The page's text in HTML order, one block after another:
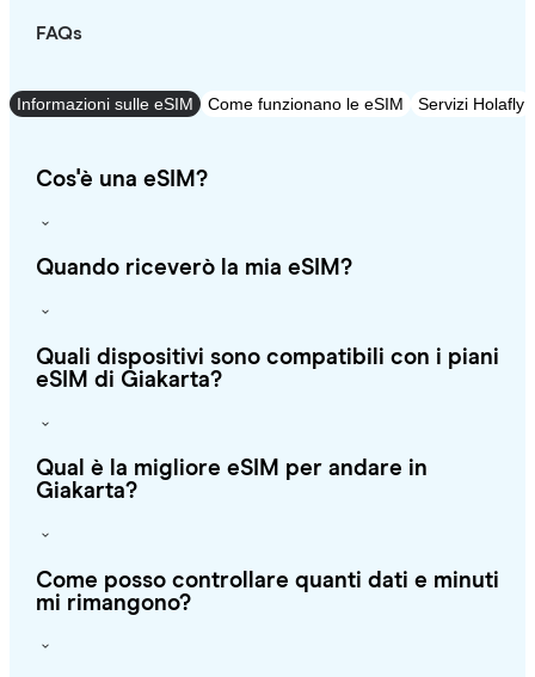
FAQs
Informazioni sulle eSIM Come funzionano le eSIM Servizi Holafly
Cos'è una eSIM?
Quando riceverò la mia eSIM?
Quali dispositivi sono compatibili con i piani
eSIM di Giakarta?
Qual è la migliore eSIM per andare in
Giakarta?
Come posso controllare quanti dati e minuti
mi rimangono?